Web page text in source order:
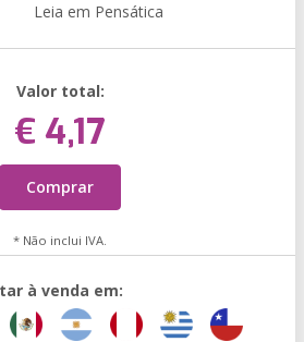
Leia em Pensática
Valor total:
€ 4,17
Comprar
* Não inclui IVA.
à venda em: